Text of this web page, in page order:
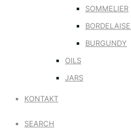
SOMMELIER
BURGUNDY
OILS
JARS
KONTAKT
SEARCH